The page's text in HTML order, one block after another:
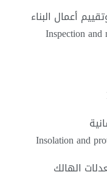
أعمال البناء
Inspection
Insolation and
الهالك